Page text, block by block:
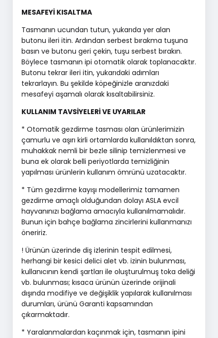
MESAFEYİ KISALTMA
Tasmanın ucundan tutun, yukarıda yer alan
butonu ileri itin. Ardından serbest bırakma tuşuna
basın ve butonu geri çekin, tuşu serbest bırakın.
Böylece tasmanın ipi otomatik olarak toplanacaktır.
Butonu tekrar ileri itin, yukarıdaki adımları
tekrarlayın. Bu şekilde köpeğinizle aranızdaki
mesafeyi aşamalı olarak kısaltabilirsiniz.
KULLANIM TAVSİYELERİ VE UYARILAR
* Otomatik gezdirme tasması olan ürünlerimizin
çamurlu ve aşırı kirli ortamlarda kullanıldıktan sonra,
muhakkak nemli bir bezle silinip temizlenmesi ve
buna ek olarak belli periyotlarda temizliğinin
yapılması ürünlerin kullanım ömrünü uzatacaktır.
* Tüm gezdirme kayışı modellerimiz tamamen
gezdirme amaçlı olduğundan dolayı ASLA evcil
hayvanınızı bağlama amacıyla kullanılmamalıdır.
Bunun için bahçe bağlama zincirlerini kullanmanızı
öneririz.
! Ürünün üzerinde diş izlerinin tespit edilmesi,
herhangi bir kesici delici alet vb. izinin bulunması,
kullanıcının kendi şartları ile oluşturulmuş toka deliği
vb. bulunması; kısaca ürünün üzerinde orijinali
dışında modifiye ve değişiklik yapılarak kullanılması
durumları, ürünü Garanti kapsamından
çıkarmaktadır.
* Yaralanmalardan kaçınmak için, tasmanın ipini